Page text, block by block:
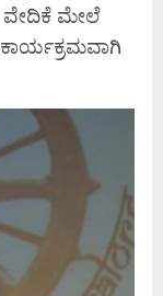
ವೇದಿಕೆ ಮೇಲೆ